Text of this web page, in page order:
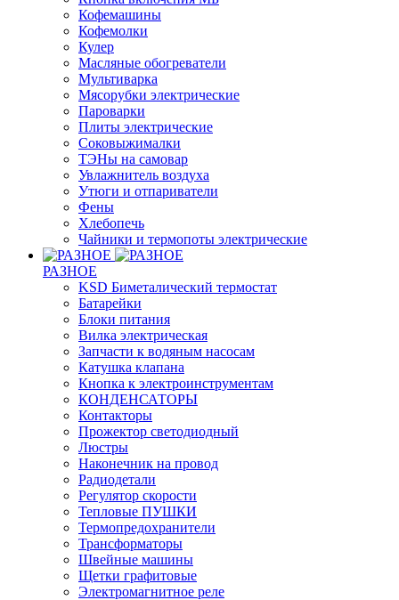
Кофемашины
Кофемолки
Кулер
Масляные обогреватели
Мультиварка
Мясорубки электрические
Пароварки
Плиты электрические
Соковыжималки
ТЭНы на самовар
Увлажнитель воздуха
Утюги и отпариватели
Фены
Хлебопечь
Чайники и термопоты электрические
РАЗНОЕ
KSD Биметалический термостат
Батарейки
Блоки питания
Вилка электрическая
Запчасти к водяным насосам
Катушка клапана
Кнопка к электроинструментам
КОНДЕНСАТОРЫ
Контакторы
Прожектор светодиодный
Люстры
Наконечник на провод
Радиодетали
Регулятор скорости
Тепловые ПУШКИ
Термопредохранители
Трансформаторы
Швейные машины
Щетки графитовые
Электромагнитное реле